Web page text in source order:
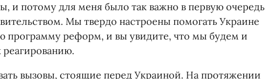
и потому для меня было так важно в первую очередь
Мы твердо настроены помогать Украине
программу реформ, и вы увидите, что мы будем и
вызовы, стоящие перед Украиной. На протяжении